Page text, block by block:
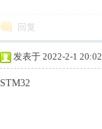
回复
发表于 2022-2-1 20:02
STM32